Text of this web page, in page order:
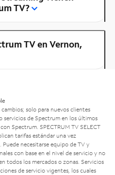
TV?
TV en Vernon,
solo para nuevos clientes
servicios de Spectrum en los últimos
Spectrum. SPECTRUM TV SELECT
tarifas estándar una vez
necesitarse equipo de TV y
con base en el nivel de servicio y no
todos los mercados o zonas. Servicios
de servicio vigentes, los cuales